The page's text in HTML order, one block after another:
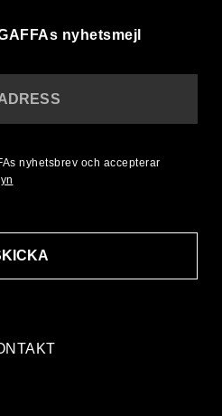
nyhetsmejl
nyhetsbrev och accepterar